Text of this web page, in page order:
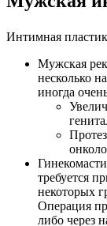
Интимная
Мужская
несколько
иногда
требуется
некоторых
Операция
либо через